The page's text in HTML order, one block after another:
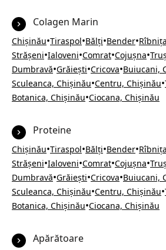
Colagen Marin
Chișinău•Tiraspol•Bălți•Bender•Rîbnița
Strășeni•Ialoveni•Comrat•Cojușna•
Dumbravă•Grăiești•Cricova•Buiucani,
Sculeanca, Chișinău•Centru, Chișinău•
Botanica, Chișinău•Ciocana, Chișinău
Proteine
Chișinău•Tiraspol•Bălți•Bender•Rîbnița
Strășeni•Ialoveni•Comrat•Cojușna•
Dumbravă•Grăiești•Cricova•Buiucani,
Sculeanca, Chișinău•Centru, Chișinău•
Botanica, Chișinău•Ciocana, Chișinău
Apărătoare